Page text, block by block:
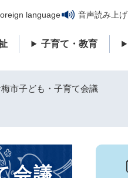
language 音声読み上げ
子育て・教育
市子ども・子育て会議